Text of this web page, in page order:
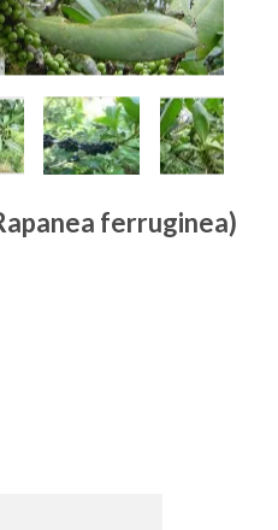
ferruginea)